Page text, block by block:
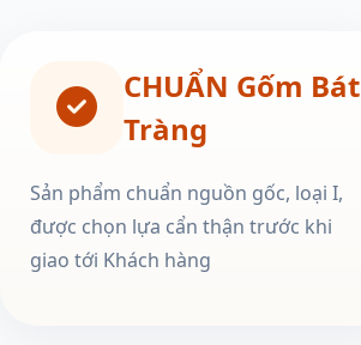
CHUẨN Gốm Bát
Tràng
Sản phẩm chuẩn nguồn gốc, loại I,
được chọn lựa cẩn thận trước khi
giao tới Khách hàng